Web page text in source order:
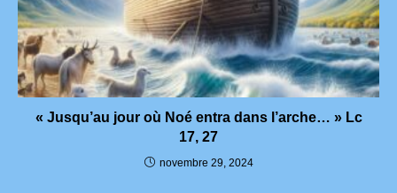
« Jusqu’au jour où Noé entra dans l’arche… » Lc
17, 27
novembre 29, 2024